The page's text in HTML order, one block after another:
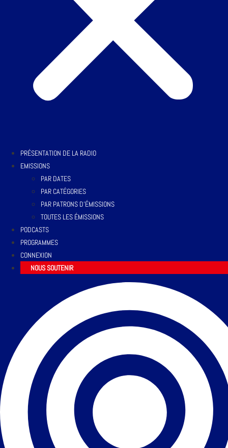
PRÉSENTATION DE LA RADIO
EMISSIONS
PAR DATES
PAR CATÉGORIES
PAR PATRONS D’ÉMISSIONS
TOUTES LES ÉMISSIONS
PODCASTS
PROGRAMMES
CONNEXION
NOUS SOUTENIR